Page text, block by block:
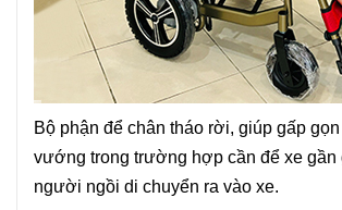
Bộ phận để chân tháo rời, giúp gấp
vướng trong trường hợp cần để xe
người ngồi di chuyển ra vào xe.